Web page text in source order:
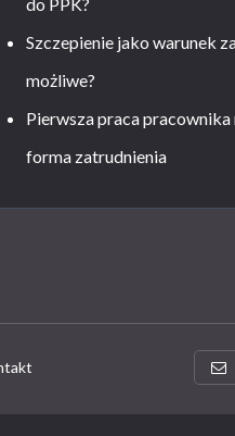
Szczepienie jako warunek
możliwe?
Pierwsza praca pracownika
forma zatrudnienia